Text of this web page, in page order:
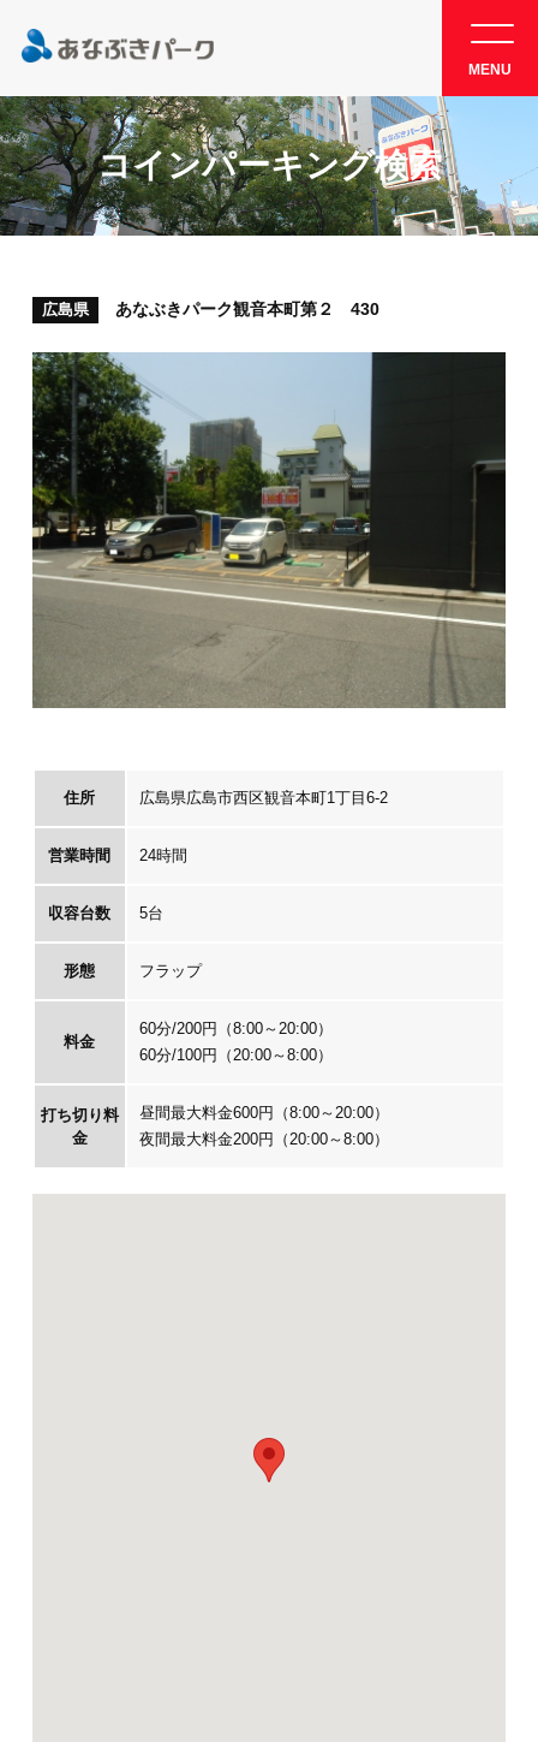
MENU
コインパーキング検索
広島県 あなぶきパーク観音本町第２ 430
住所 広島県広島市西区観音本町1丁目6-2
営業時間 24時間
収容台数 5台
形態 フラップ
料金
60分/200円（8:00～20:00）
60分/100円（20:00～8:00）
打ち切り料
金
昼間最大料金600円（8:00～20:00）
夜間最大料金200円（20:00～8:00）